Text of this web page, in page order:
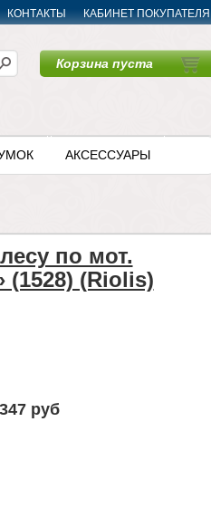
КОНТАКТЫ КАБИНЕТ ПОКУПАТЕЛЯ
Корзина пуста
АКСЕССУАРЫ
по мот.
(Riolis)
руб